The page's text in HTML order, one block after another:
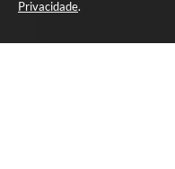
Privacidade.